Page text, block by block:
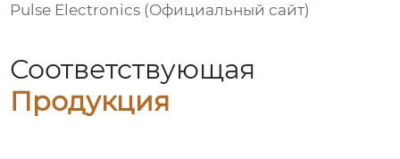
Pulse Electronics (Официальный сайт)
Соответствующая
Продукция